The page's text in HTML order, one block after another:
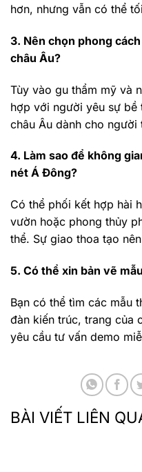
hơn, nhưng vẫn có thể
3. Nên chọn phong
châu Âu?
Tùy vào gu thẩm mỹ và
hợp với người yêu sự bề
châu Âu dành cho
4. Làm sao để không
nét Á Đông?
Có thể phối kết hợp hài
vườn hoặc phong thủy
thể. Sự giao thoa tạo
5. Có thể xin bản vẽ
Bạn có thể tìm các mẫu
đàn kiến trúc, trang của
yêu cầu tư vấn demo
BÀI VIẾT LIÊN